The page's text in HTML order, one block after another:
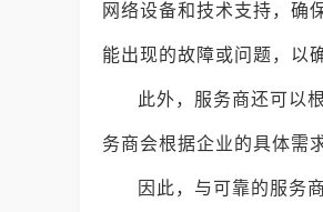
网络设备和技术支持，确
能出现的故障或问题，以
此外，服务商还可以
务商会根据企业的具体需
因此，与可靠的服务